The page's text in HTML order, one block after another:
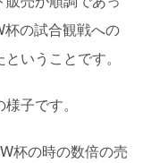
の試合観戦への
いうことです。
子です。
杯の時の数倍の売